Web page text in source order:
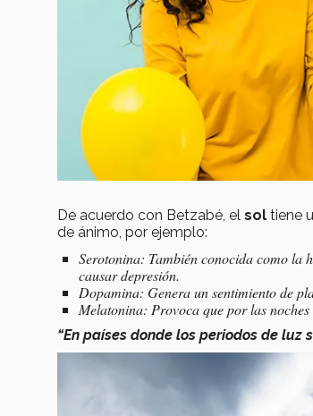
De acuerdo con Betzabé, el sol tiene
de ánimo, por ejemplo:
Serotonina: También conocida como la
causar depresión.
Dopamina: Genera un sentimiento de
Melatonina: Provoca que por las noches
“En países donde los periodos de